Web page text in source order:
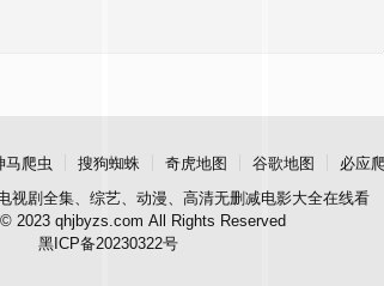
马爬虫 搜狗蜘蛛 奇虎地图 谷歌地图
必应
视剧全集、综艺、动漫、高清无删减电影大全在线看
2023 qhjbyzs.com All Rights Reserved
黑ICP备20230322号